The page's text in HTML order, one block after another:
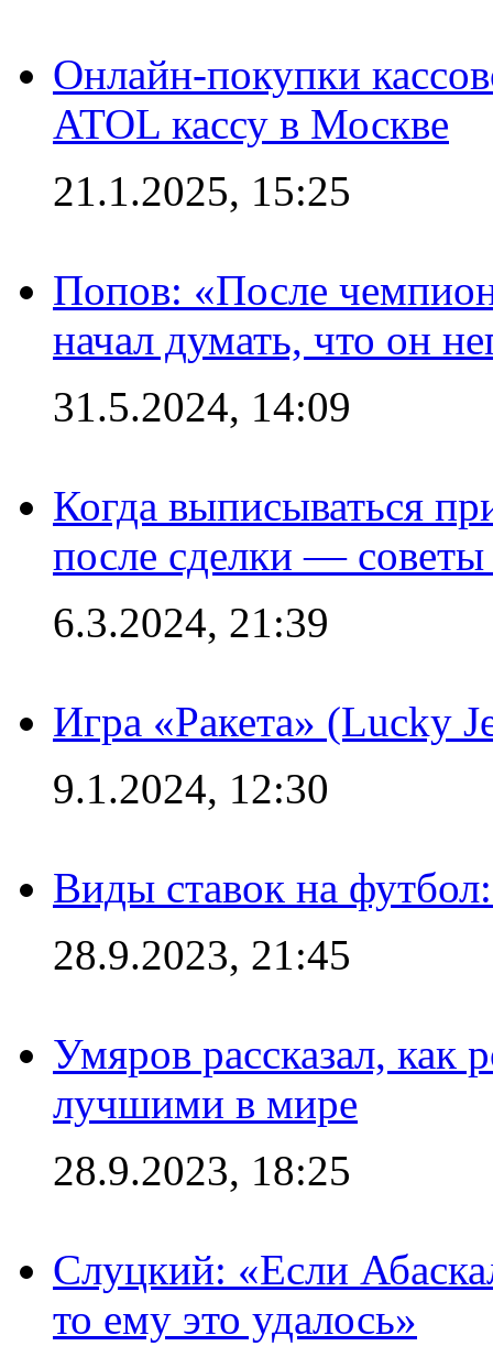
Онлайн-покупки
ATOL кассу в Москве
21.1.2025, 15:25
Попов: «После
начал думать, что он
31.5.2024, 14:09
Когда выписываться
после сделки —
6.3.2024, 21:39
Игра «Ракета» (Lucky
9.1.2024, 12:30
Виды ставок на
28.9.2023, 21:45
Умяров рассказал, как
лучшими в мире
28.9.2023, 18:25
Слуцкий: «Если
то ему это удалось»